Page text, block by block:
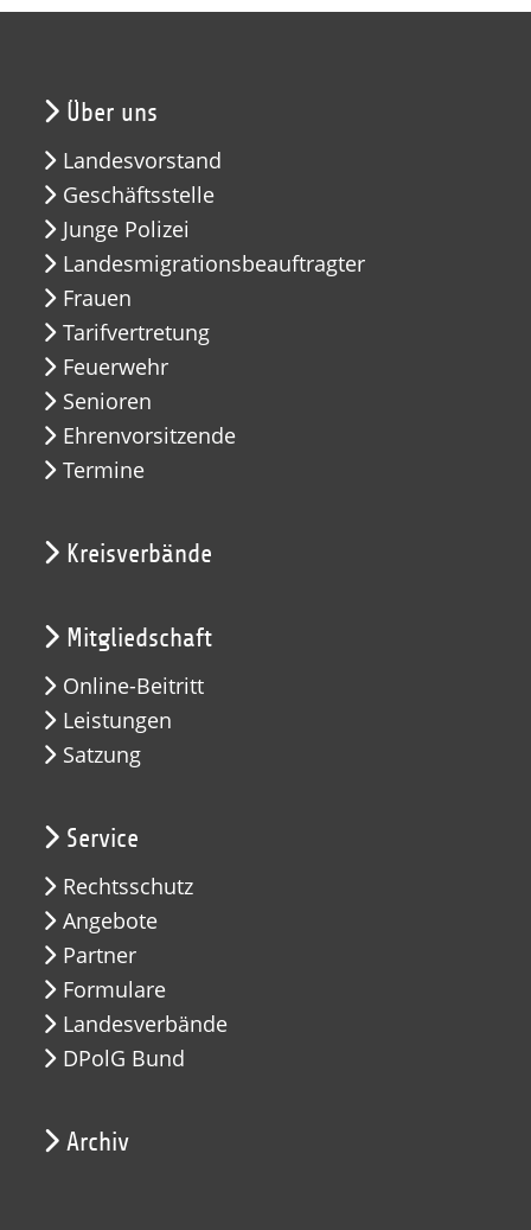
Über uns
Landesvorstand
Geschäftsstelle
Junge Polizei
Landesmigrationsbeauftragter
Frauen
Tarifvertretung
Feuerwehr
Senioren
Ehrenvorsitzende
Termine
Kreisverbände
Mitgliedschaft
Online-Beitritt
Leistungen
Satzung
Service
Rechtsschutz
Angebote
Partner
Formulare
Landesverbände
DPolG Bund
Archiv